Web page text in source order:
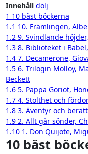
Innehåll dölj
1 10 bäst böckerna
1.1 10. Främlingen,
1.2 9. Svindlande
1.3 8. Biblioteket i
1.4 7. Decamerone,
1.5 6. Trilogin Molloy,
Beckett
1.6 5. Pappa Goriot,
1.7 4. Stolthet och
1.8 3. Äventyr och
1.9 2. Allt går sönder,
1.10 1. Don Quijote,
10 bäst